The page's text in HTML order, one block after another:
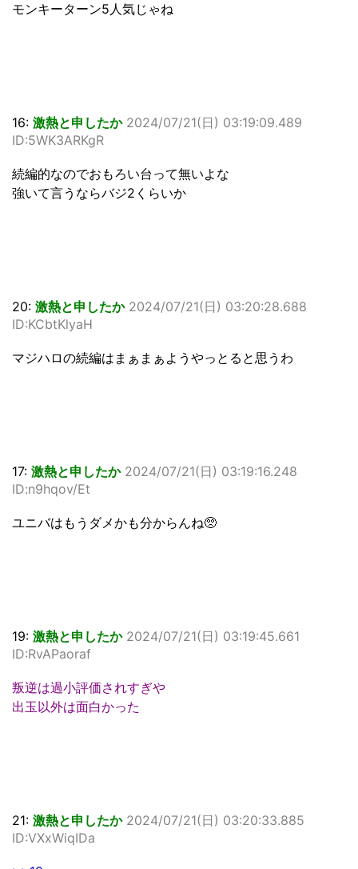
モンキーターン5人気じゃね
16: 激熱と申したか 2024/07/21(日) 03:19:09.489
ID:5WK3ARKgR
続編的なのでおもろい台って無いよな
強いて言うならバジ2くらいか
20: 激熱と申したか 2024/07/21(日) 03:20:28.688
ID:KCbtKlyaH
マジハロの続編はまぁまぁようやっとると思うわ
17: 激熱と申したか 2024/07/21(日) 03:19:16.248
ID:n9hqov/Et
ユニバはもうダメかも分からんね🥺
19: 激熱と申したか 2024/07/21(日) 03:19:45.661
ID:RvAPaoraf
叛逆は過小評価されすぎや
出玉以外は面白かった
21: 激熱と申したか 2024/07/21(日) 03:20:33.885
ID:VXxWiqIDa